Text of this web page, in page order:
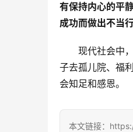
有保持内心的平
成功而做出不当
现代社会中
子去孤儿院、福
会知足和感恩。
本文链接：